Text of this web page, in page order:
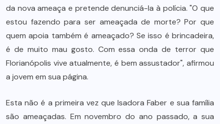
da nova ameaça e pretende denunciá-la à polícia. "O que
estou fazendo para ser ameaçada de morte? Por que
quem apoia também é ameaçado? Se isso é brincadeira,
é de muito mau gosto. Com essa onda de terror que
Florianópolis vive atualmente, é bem assustador", afirmou
a jovem em sua página.
Esta não é a primeira vez que Isadora Faber e sua família
são ameaçadas. Em novembro do ano passado, a sua